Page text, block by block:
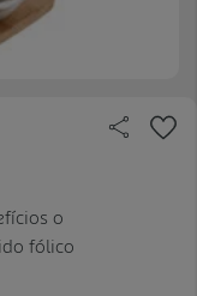
o
fólico